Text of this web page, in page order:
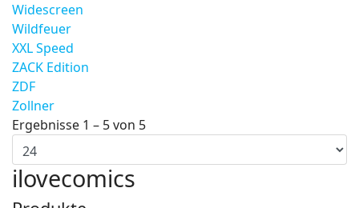
Widescreen
Wildfeuer
XXL Speed
ZACK Edition
ZDF
Zollner
Ergebnisse 1 – 5 von 5
ilovecomics